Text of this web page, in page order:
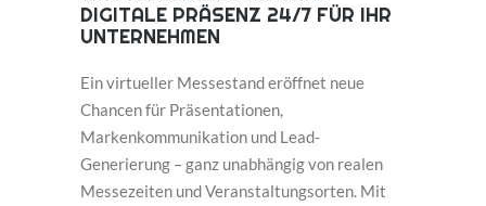
DIGITALE PRÄSENZ 24/7 FÜR IHR
UNTERNEHMEN
Ein virtueller Messestand eröffnet neue
Chancen für Präsentationen,
Markenkommunikation und Lead-
Generierung – ganz unabhängig von realen
Messezeiten und Veranstaltungsorten. Mit